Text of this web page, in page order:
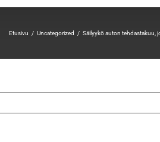
Etusivu Uncategorized Säilyykö auton tehdastakuu,